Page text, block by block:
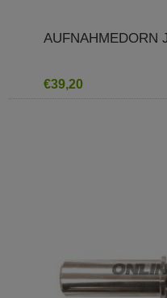
AUFNAHMEDORN
€39,20